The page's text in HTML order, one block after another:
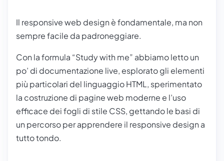
Il responsive web design è fondamentale, ma non
sempre facile da padroneggiare.
Con la formula “Study with me” abbiamo letto un
po’ di documentazione live, esplorato gli elementi
più particolari del linguaggio HTML, sperimentato
la costruzione di pagine web moderne e l’uso
efficace dei fogli di stile CSS, gettando le basi di
un percorso per apprendere il responsive design a
tutto tondo.